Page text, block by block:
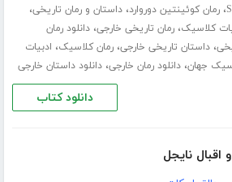
،رمان کوئینتین دوروارد،داستان و رمان تاریخی،
کلاسیک،رمان تاریخی خارجی،دانلود رمان
،داستان تاریخی خارجی،رمان کلاسیک، ادبیات
جهان،دانلود رمان خارجی،دانلود داستان خارجی
دانلود کتاب
اقبال نایجل